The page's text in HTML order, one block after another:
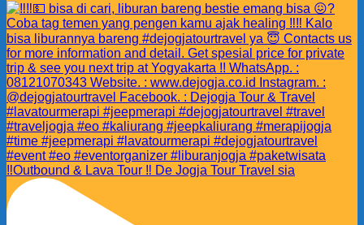
‼️Outbound & Lava Tour ‼️ De Jogja Tour Travel sia